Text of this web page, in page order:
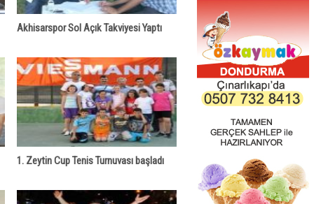
Akhisarspor Sol Açık Takviyesi Yaptı
1. Zeytin Cup Tenis Turnuvası başladı